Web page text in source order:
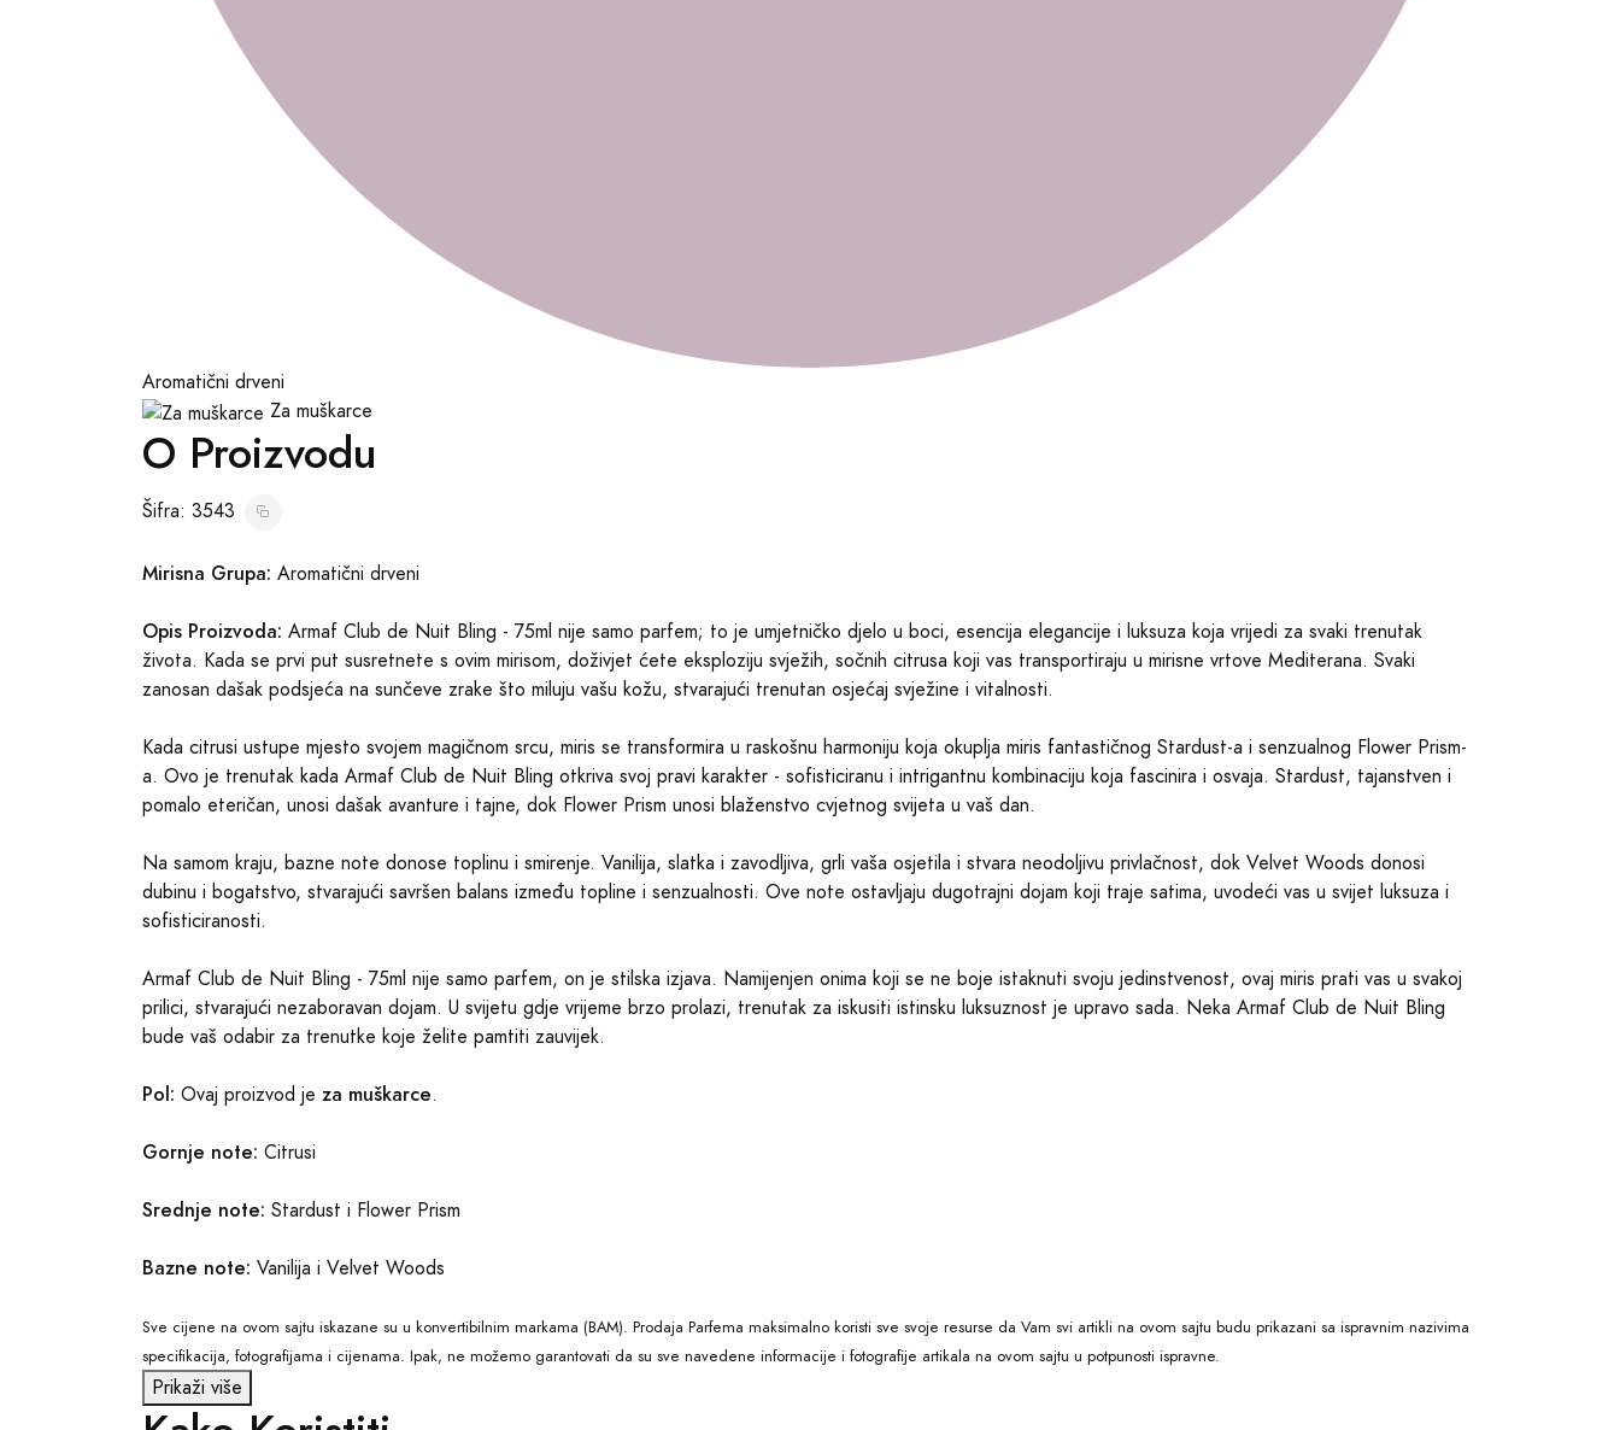
Aromatični drveni
Za muškarce
O Proizvodu
Šifra: 3543
Mirisna Grupa: Aromatični drveni
Opis Proizvoda: Armaf Club de Nuit Bling - 75ml nije samo parfem; to je umjetničko djelo u boci, esencija elegancije i luksuza koja vrijedi za svaki trenutak
života. Kada se prvi put susretnete s ovim mirisom, doživjet ćete eksploziju svježih, sočnih citrusa koji vas transportiraju u mirisne vrtove Mediterana. Svaki
zanosan dašak podsjeća na sunčeve zrake što miluju vašu kožu, stvarajući trenutan osjećaj svježine i vitalnosti.
Kada citrusi ustupe mjesto svojem magičnom srcu, miris se transformira u raskošnu harmoniju koja okuplja miris fantastičnog Stardust-a i senzualnog Flower Prism-
a. Ovo je trenutak kada Armaf Club de Nuit Bling otkriva svoj pravi karakter - sofisticiranu i intrigantnu kombinaciju koja fascinira i osvaja. Stardust, tajanstven i
pomalo eteričan, unosi dašak avanture i tajne, dok Flower Prism unosi blaženstvo cvjetnog svijeta u vaš dan.
Na samom kraju, bazne note donose toplinu i smirenje. Vanilija, slatka i zavodljiva, grli vaša osjetila i stvara neodoljivu privlačnost, dok Velvet Woods donosi
dubinu i bogatstvo, stvarajući savršen balans između topline i senzualnosti. Ove note ostavljaju dugotrajni dojam koji traje satima, uvodeći vas u svijet luksuza i
sofisticiranosti.
Armaf Club de Nuit Bling - 75ml nije samo parfem, on je stilska izjava. Namijenjen onima koji se ne boje istaknuti svoju jedinstvenost, ovaj miris prati vas u svakoj
prilici, stvarajući nezaboravan dojam. U svijetu gdje vrijeme brzo prolazi, trenutak za iskusiti istinsku luksuznost je upravo sada. Neka Armaf Club de Nuit Bling
bude vaš odabir za trenutke koje želite pamtiti zauvijek.
Pol: Ovaj proizvod je za muškarce.
Gornje note: Citrusi
Srednje note: Stardust i Flower Prism
Bazne note: Vanilija i Velvet Woods
Sve cijene na ovom sajtu iskazane su u konvertibilnim markama (BAM). Prodaja Parfema maksimalno koristi sve svoje resurse da Vam svi artikli na ovom sajtu budu prikazani sa ispravnim nazivima
specifikacija, fotografijama i cijenama. Ipak, ne možemo garantovati da su sve navedene informacije i fotografije artikala na ovom sajtu u potpunosti ispravne.
Prikaži više